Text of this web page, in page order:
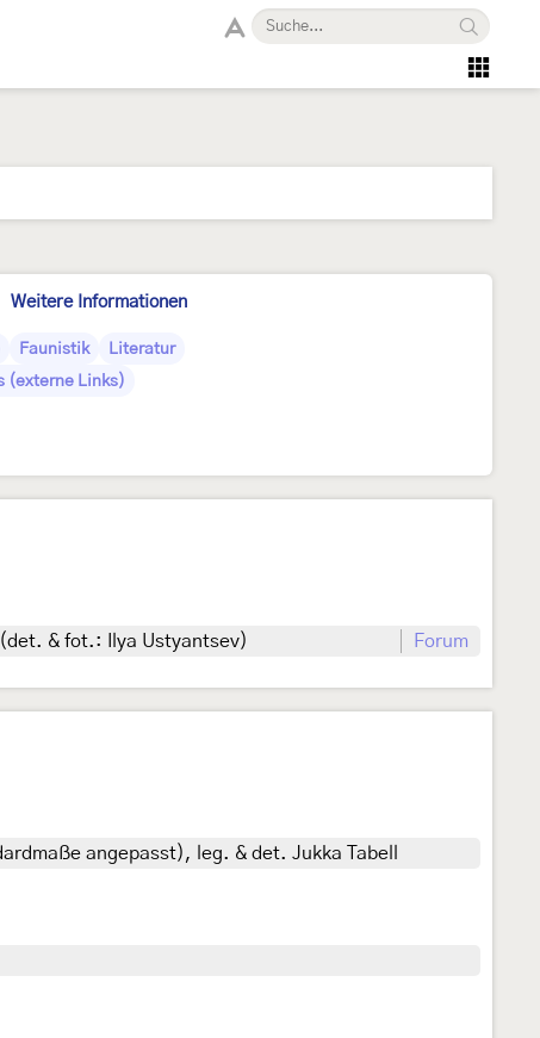
Weitere Informationen
Faunistik
Literatur
(externe Links)
& fot.: Ilya Ustyantsev) Forum
angepasst), leg. & det. Jukka Tabell